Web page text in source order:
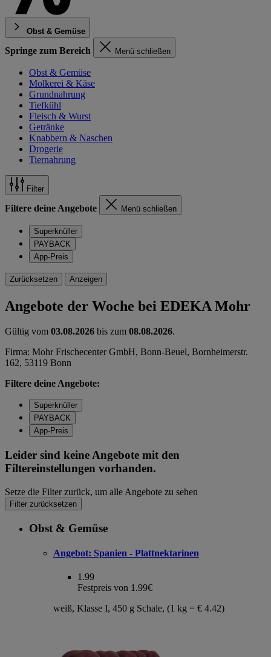
Obst & Gemüse
Springe zum Bereich Menü schließen
Obst & Gemüse
Molkerei & Käse
Grundnahrung
Tiefkühl
Fleisch & Wurst
Getränke
Knabbern & Naschen
Drogerie
Tiernahrung
Filter
Filtere deine Angebote Menü schließen
Superknüller
PAYBACK
App-Preis
Zurücksetzen Anzeigen
Angebote der Woche bei EDEKA Mohr
Gültig vom 03.08.2026 bis zum 08.08.2026.
Firma: Mohr Frischecenter GmbH, Bonn-Beuel, Bornheimerstr.
162, 53119 Bonn
Filtere deine Angebote:
Superknüller
PAYBACK
App-Preis
Leider sind keine Angebote mit den
Filtereinstellungen vorhanden.
Setze die Filter zurück, um alle Angebote zu sehen
Filter zurücksetzen
Obst & Gemüse
Angebot: Spanien - Plattnektarinen
1.99
Festpreis von 1.99€
weiß, Klasse I, 450 g Schale, (1 kg = € 4.42)